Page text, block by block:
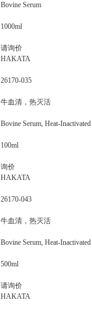
Bovine Serum
1000ml
请询价
HAKATA
26170-035
牛血清，热灭活
Bovine Serum, Heat-Inactivated
100ml
询价
HAKATA
26170-043
牛血清，热灭活
Bovine Serum, Heat-Inactivated
500ml
请询价
HAKATA